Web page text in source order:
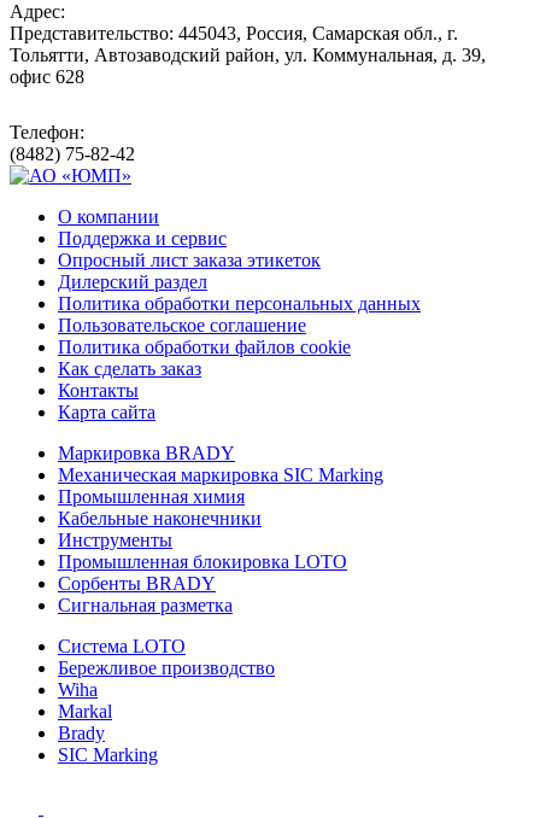
Адрес:
Представительство: 445043, Россия, Самарская обл., г.
Тольятти, Автозаводский район, ул. Коммунальная, д. 39,
офис 628
Телефон:
(8482) 75-82-42
О компании
Поддержка и сервис
Опросный лист заказа этикеток
Дилерский раздел
Политика обработки персональных данных
Пользовательское соглашение
Политика обработки файлов cookie
Как сделать заказ
Контакты
Карта сайта
Маркировка BRADY
Механическая маркировка SIC Marking
Промышленная химия
Кабельные наконечники
Инструменты
Промышленная блокировка LOTO
Сорбенты BRADY
Сигнальная разметка
Система LOTO
Бережливое производство
Wiha
Markal
Brady
SIC Marking